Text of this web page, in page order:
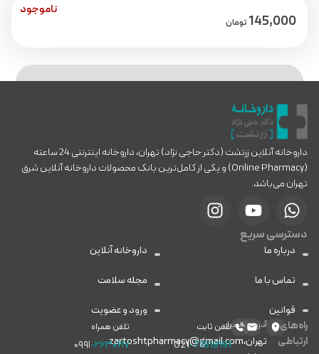
ناموجود
145,000تومان
داروخانه آنلاین زرتشت (دکتر حاجی نژاد) تهران، داروخانه اینترنتی 24 ساعته
(Online Pharmacy) و یکی از کامل‌ترین بانک محصولات داروخانه آنلاین شرق
تهران می‌باشد.
دسترسی سریع
درباره ما
تماس با ما
قوانین
داروخانه آنلاین
مجله سلامت
ورود و عضویت
راه‌های
ارتباطی
آدرس
تهران،
ایمیل
zartoshtpharmacy@gmail.com
تلفن ثابت
021-77818191
تلفن همراه
۰۹۹۱-۲۶۳۰۶۱۷